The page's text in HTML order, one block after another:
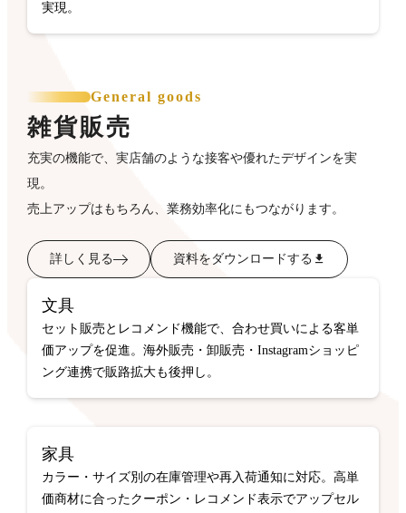
実現。
General goods
雑貨販売
充実の機能で、実店舗のような接客や優れたデザインを実
現。
売上アップはもちろん、業務効率化にもつながります。
詳しく見る 資料をダウンロードする
文具
セット販売とレコメンド機能で、合わせ買いによる客単
価アップを促進。海外販売・卸販売・Instagramショッピ
ング連携で販路拡大も後押し。
家具
カラー・サイズ別の在庫管理や再入荷通知に対応。高単
価商材に合ったクーポン・レコメンド表示でアップセル